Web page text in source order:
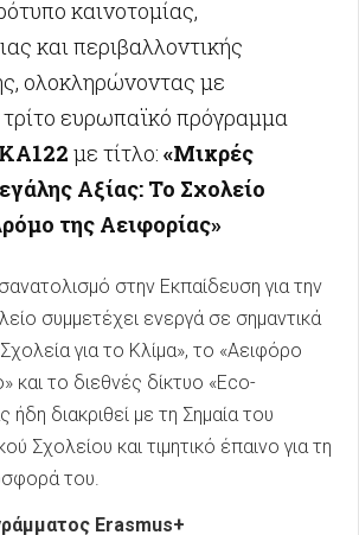
καινοτομίας,
και περιβαλλοντικής
ολοκληρώνοντας με
τρίτο ευρωπαϊκό πρόγραμμα
με τίτλο: «Μικρές
Αξίας: Το Σχολείο
της Αειφορίας»
στην Εκπαίδευση για την
συμμετέχει ενεργά σε σημαντικά
για το Κλίμα», το «Αειφόρο
και το διεθνές δίκτυο «Eco-
διακριθεί με τη Σημαία του
Σχολείου και τιμητικό έπαινο για τη
του.
Erasmus+